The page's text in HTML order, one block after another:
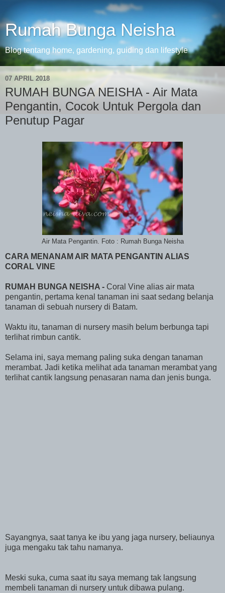
Rumah Bunga Neisha
Blog tentang home, gardening, guiding dan lifestyle
07 APRIL 2018
RUMAH BUNGA NEISHA - Air Mata
Pengantin, Cocok Untuk Pergola dan
Penutup Pagar
Air Mata Pengantin. Foto : Rumah Bunga Neisha
CARA MENANAM AIR MATA PENGANTIN ALIAS
CORAL VINE
RUMAH BUNGA NEISHA - Coral Vine alias air mata
pengantin, pertama kenal tanaman ini saat sedang belanja
tanaman di sebuah nursery di Batam.
Waktu itu, tanaman di nursery masih belum berbunga tapi
terlihat rimbun cantik.
Selama ini, saya memang paling suka dengan tanaman
merambat. Jadi ketika melihat ada tanaman merambat yang
terlihat cantik langsung penasaran nama dan jenis bunga.
Sayangnya, saat tanya ke ibu yang jaga nursery, beliaunya
juga mengaku tak tahu namanya.
Meski suka, cuma saat itu saya memang tak langsung
membeli tanaman di nursery untuk dibawa pulang.